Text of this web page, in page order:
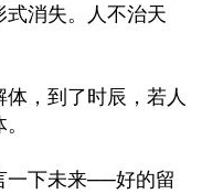
消失。人不治天
，到了时辰，若人
一下未来──好的留